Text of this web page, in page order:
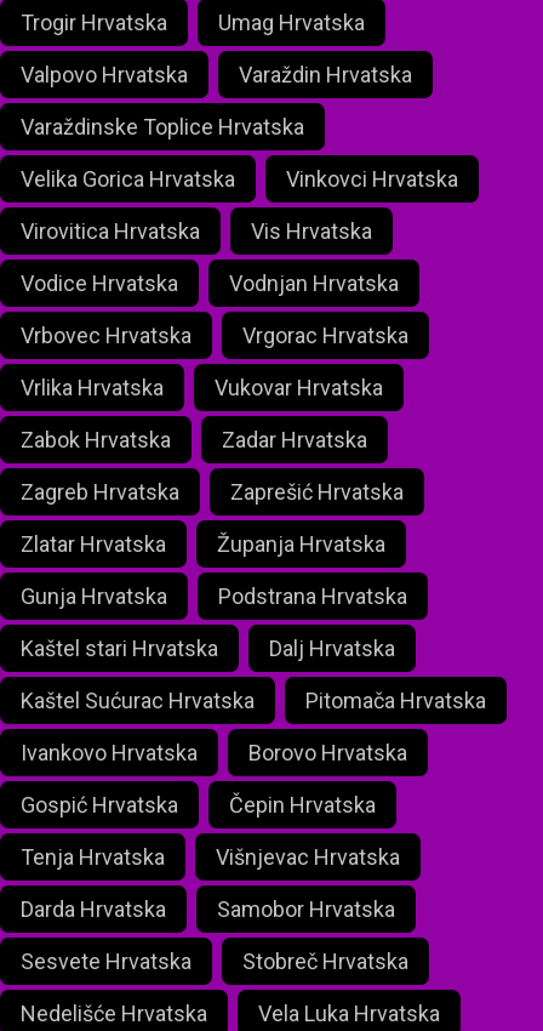
Trogir Hrvatska Umag Hrvatska
Valpovo Hrvatska Varaždin Hrvatska
Varaždinske Toplice Hrvatska
Velika Gorica Hrvatska Vinkovci Hrvatska
Virovitica Hrvatska Vis Hrvatska
Vodice Hrvatska Vodnjan Hrvatska
Vrbovec Hrvatska Vrgorac Hrvatska
Vrlika Hrvatska Vukovar Hrvatska
Zabok Hrvatska Zadar Hrvatska
Zagreb Hrvatska Zaprešić Hrvatska
Zlatar Hrvatska Županja Hrvatska
Gunja Hrvatska Podstrana Hrvatska
Kaštel stari Hrvatska Dalj Hrvatska
Kaštel Sućurac Hrvatska Pitomača Hrvatska
Ivankovo Hrvatska Borovo Hrvatska
Gospić Hrvatska Čepin Hrvatska
Tenja Hrvatska Višnjevac Hrvatska
Darda Hrvatska Samobor Hrvatska
Sesvete Hrvatska Stobreč Hrvatska
Nedelišće Hrvatska Vela Luka Hrvatska